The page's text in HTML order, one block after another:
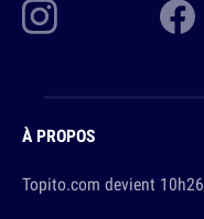
À PROPOS
Topito.com devient 10h26